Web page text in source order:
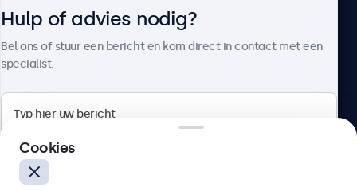
Hulp of advies nodig?
Bel ons of stuur een bericht en kom direct in contact met een
specialist.
Cookies